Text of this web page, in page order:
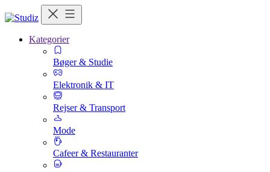
Kategorier
Bøger & Studie
Elektronik & IT
Rejser & Transport
Mode
Cafeer & Restauranter